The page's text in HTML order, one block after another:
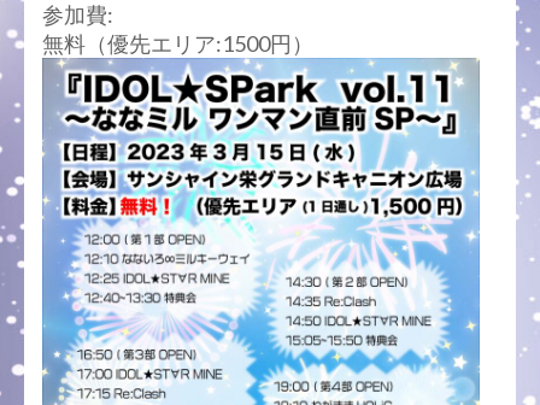
参加費:
無料（優先エリア:1500円）